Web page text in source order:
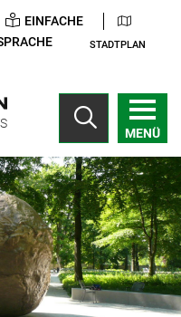
EINFACHE
STADTPLAN
MENÜ